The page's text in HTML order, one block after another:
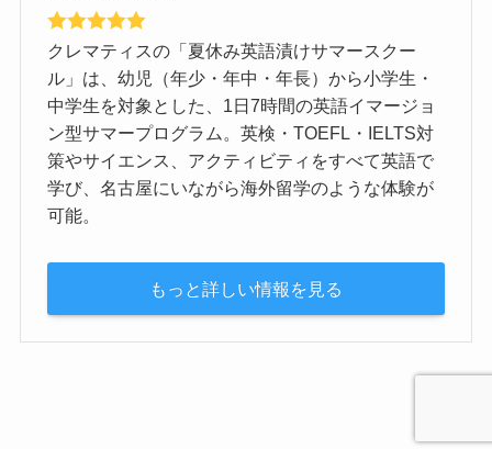
クレマティスの「夏休み英語漬けサマースクー
ル」は、幼児（年少・年中・年長）から小学生・
中学生を対象とした、1日7時間の英語イマージョ
ン型サマープログラム。英検・TOEFL・IELTS対
策やサイエンス、アクティビティをすべて英語で
学び、名古屋にいながら海外留学のような体験が
可能。
もっと詳しい情報を見る